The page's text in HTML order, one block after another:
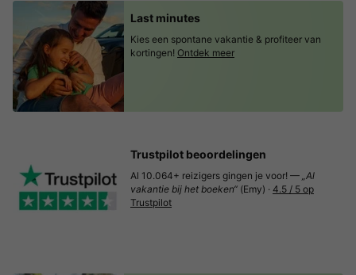
Last minutes
Kies een spontane vakantie & profiteer van
kortingen! Ontdek meer
Trustpilot beoordelingen
Al 10.064+ reizigers gingen je voor! — „Al
vakantie bij het boeken“ (Emy) · 4.5 / 5 op
Trustpilot